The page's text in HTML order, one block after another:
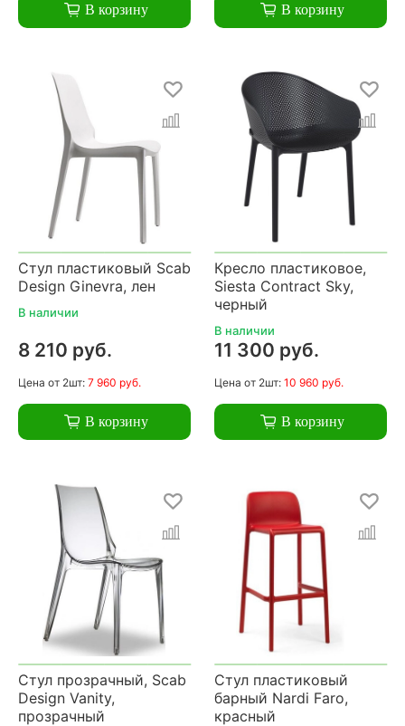
В корзину В корзину
Стул пластиковый Scab
Design Ginevra, лен
В наличии
8 210 руб.
Цена от 2шт: 7 960 руб.
В корзину
Кресло пластиковое,
Siesta Contract Sky,
черный
В наличии
11 300 руб.
Цена от 2шт: 10 960 руб.
В корзину
Стул прозрачный, Scab
Design Vanity,
прозрачный
Стул пластиковый
барный Nardi Faro,
красный